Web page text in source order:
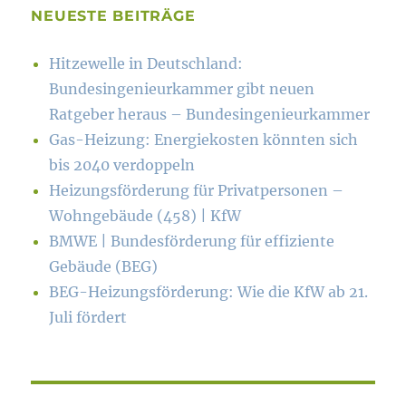
NEUESTE BEITRÄGE
Hitzewelle in Deutschland:
Bundesingenieurkammer gibt neuen
Ratgeber heraus – Bundesingenieurkammer
Gas-Heizung: Energiekosten könn­ten sich
bis 2040 verdoppeln
Heizungsförderung für Privatpersonen –
Wohngebäude (458) | KfW
BMWE | Bundesförderung für effiziente
Gebäude (BEG)
BEG-Heizungsförderung: Wie die KfW ab 21.
Juli fördert